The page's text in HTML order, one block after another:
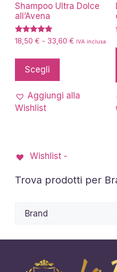
Shampoo Ultra Dolce
all’Avena
Valutato
5.00
18,50 € - 33,60 € Fascia
a
IVA inclusa
Scegli
ha
più
essere
nella
Aggiungi alla
Wishlist
Wishlist -
Trova prodotti per